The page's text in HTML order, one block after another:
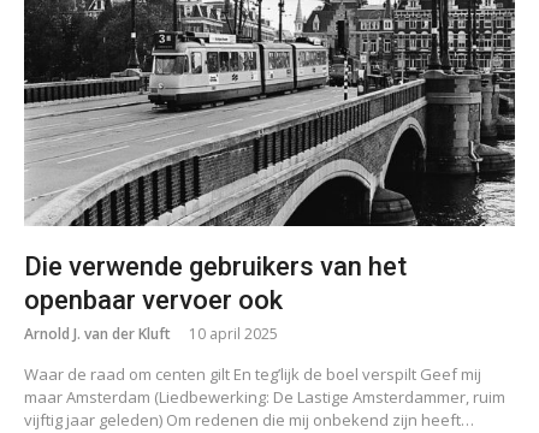
Die verwende gebruikers van het
openbaar vervoer ook
Arnold J. van der Kluft 10 april 2025
Waar de raad om centen gilt En teg’lijk de boel verspilt Geef mij
maar Amsterdam (Liedbewerking: De Lastige Amsterdammer, ruim
vijftig jaar geleden) Om redenen die mij onbekend zijn heeft…